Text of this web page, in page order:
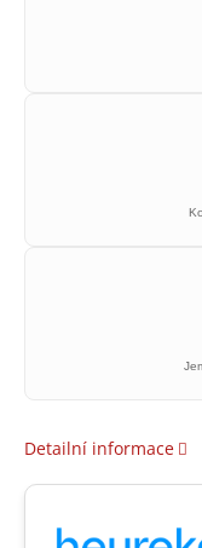
Detailní informace